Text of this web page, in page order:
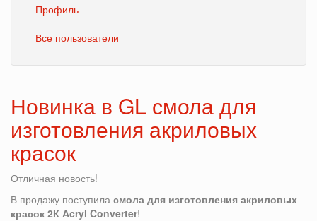
Профиль
Все пользователи
Новинка в GL смола для
изготовления акриловых
красок
Отличная новость!
В продажу поступила смола для изготовления акриловых
красок 2К Acryl Converter!